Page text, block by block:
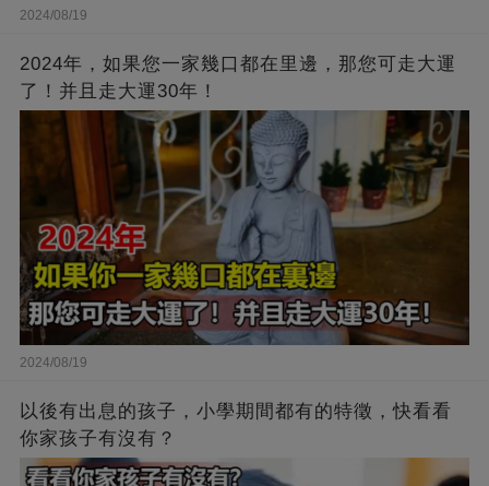
2024/08/19
2024年，如果您一家幾口都在里邊，那您可走大運
了！并且走大運30年！
2024/08/19
以後有出息的孩子，小學期間都有的特徵，快看看
你家孩子有沒有？